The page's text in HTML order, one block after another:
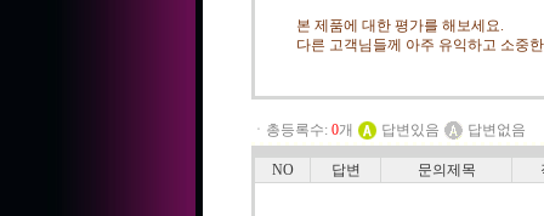
본 제품에 대한 평가를 해보세요.
다른 고객님들께 아주 유익하고 소중
ㆍ총등록수: 0개 답변있음 답변없음
NO 답변 문의제목